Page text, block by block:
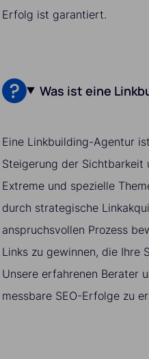
Erfolg ist garantiert.
Was ist eine
Eine Linkbuilding-Agentur
Steigerung der Sichtbarkeit
Extreme und spezielle
durch strategische
anspruchsvollen Prozess
Links zu gewinnen, die Ihre
Unsere erfahrenen Berater
messbare SEO-Erfolge zu